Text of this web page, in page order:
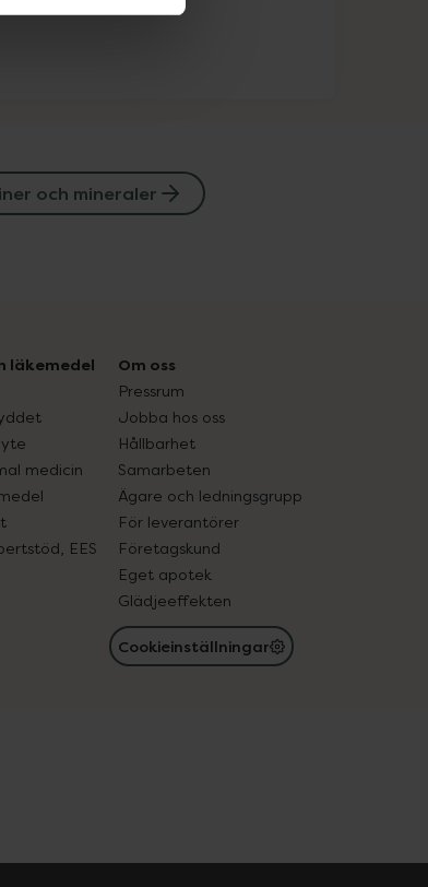
och mineraler
läkemedel
medicin
EES
Om oss
Pressrum
Jobba hos oss
Hållbarhet
Samarbeten
Ägare och ledningsgrupp
För leverantörer
Företagskund
Eget apotek
Glädjeeffekten
Cookieinställningar